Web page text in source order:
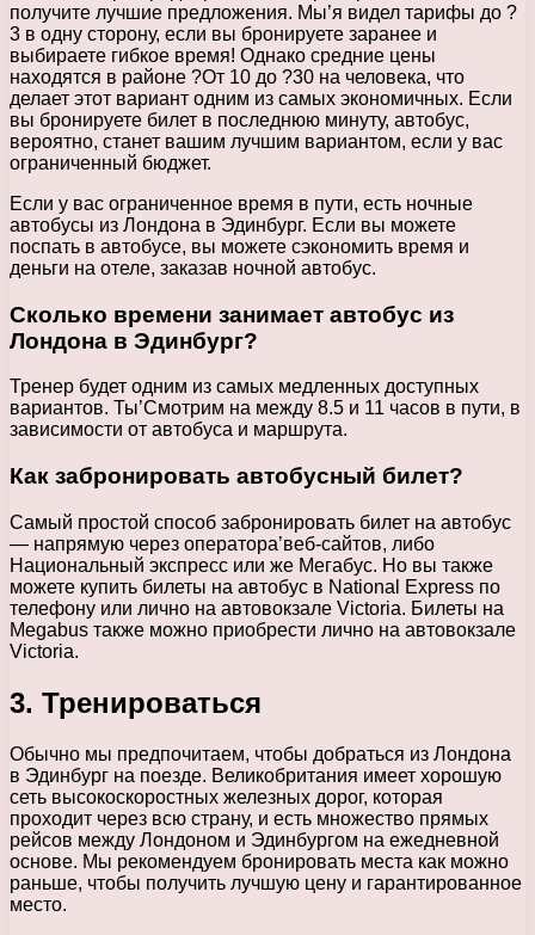
получите лучшие предложения. Мы’я видел тарифы до ?
3 в одну сторону, если вы бронируете заранее и
выбираете гибкое время! Однако средние цены
находятся в районе ?От 10 до ?30 на человека, что
делает этот вариант одним из самых экономичных. Если
вы бронируете билет в последнюю минуту, автобус,
вероятно, станет вашим лучшим вариантом, если у вас
ограниченный бюджет.
Если у вас ограниченное время в пути, есть ночные
автобусы из Лондона в Эдинбург. Если вы можете
поспать в автобусе, вы можете сэкономить время и
деньги на отеле, заказав ночной автобус.
Сколько времени занимает автобус из
Лондона в Эдинбург?
Тренер будет одним из самых медленных доступных
вариантов. Ты’Смотрим на между 8.5 и 11 часов в пути, в
зависимости от автобуса и маршрута.
Как забронировать автобусный билет?
Самый простой способ забронировать билет на автобус
— напрямую через оператора’веб-сайтов, либо
Национальный экспресс или же Мегабус. Но вы также
можете купить билеты на автобус в National Express по
телефону или лично на автовокзале Victoria. Билеты на
Megabus также можно приобрести лично на автовокзале
Victoria.
3. Тренироваться
Обычно мы предпочитаем, чтобы добраться из Лондона
в Эдинбург на поезде. Великобритания имеет хорошую
сеть высокоскоростных железных дорог, которая
проходит через всю страну, и есть множество прямых
рейсов между Лондоном и Эдинбургом на ежедневной
основе. Мы рекомендуем бронировать места как можно
раньше, чтобы получить лучшую цену и гарантированное
место.